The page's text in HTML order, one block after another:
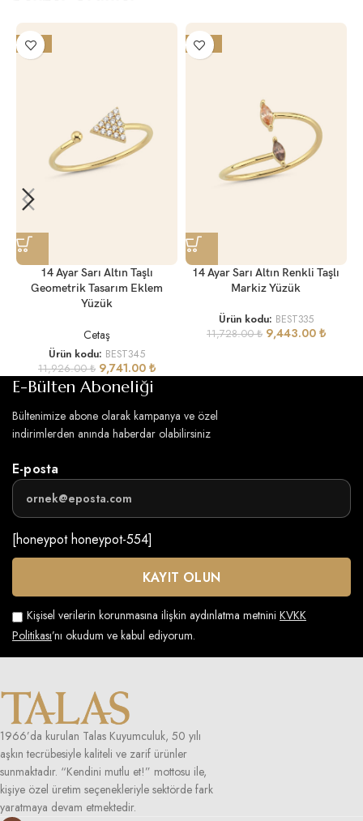
-18%
14 Ayar Sarı Altın Taşlı
Geometrik Tasarım Eklem
Yüzük
Cetaş
Ürün kodu: BEST345
11,926.00₺ 9,741.00 ₺
-19%
14 Ayar Sarı Altın Renkli Taşlı
Markiz Yüzük
Ürün kodu: BEST335
11,728.00₺ 9,443.00 ₺
E-Bülten Aboneliği
Bültenimize abone olarak kampanya ve özel
indirimlerden anında haberdar olabilirsiniz
E-posta
[honeypot honeypot-554]
Kişisel verilerin korunmasına ilişkin aydınlatma metnini KVKK
Politikası’nı okudum ve kabul ediyorum.
1966’da kurulan Talas Kuyumculuk, 50 yılı
aşkın tecrübesiyle kaliteli ve zarif ürünler
sunmaktadır. “Kendini mutlu et!” mottosu ile,
kişiye özel üretim seçenekleriyle sektörde fark
yaratmaya devam etmektedir.